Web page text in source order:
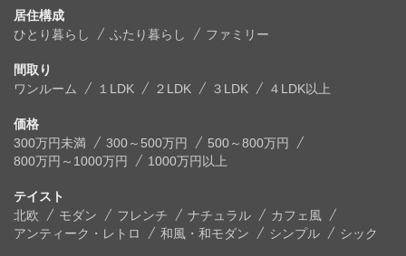
居住構成
ひとり暮らし
ふたり暮らし ファミリー
間取り
ワンルーム
１LDK ２LDK ３LDK ４LDK以上
価格
300万円未満
300～500万円
500～800万円
800万円～1000万円
1000万円以上
テイスト
北欧
モダン フレンチ ナチュラル
カフェ風
アンティーク・レトロ
和風・和モダン シンプル シック